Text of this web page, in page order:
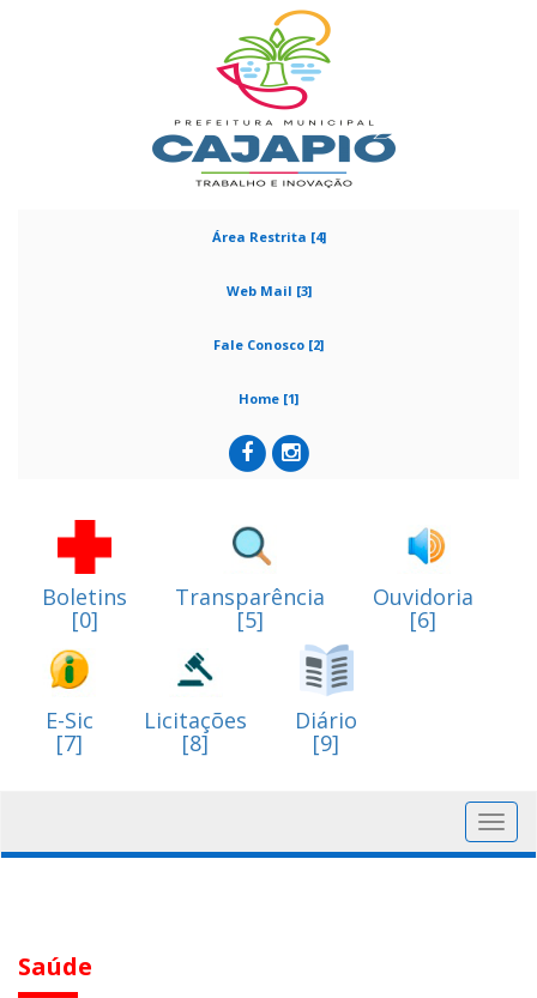
Área Restrita [4]
Web Mail [3]
Fale Conosco [2]
Home [1]
Boletins
[0]
Transparência
[5]
Ouvidoria
[6]
E-Sic
[7]
Licitações
[8]
Diário
[9]
Saúde